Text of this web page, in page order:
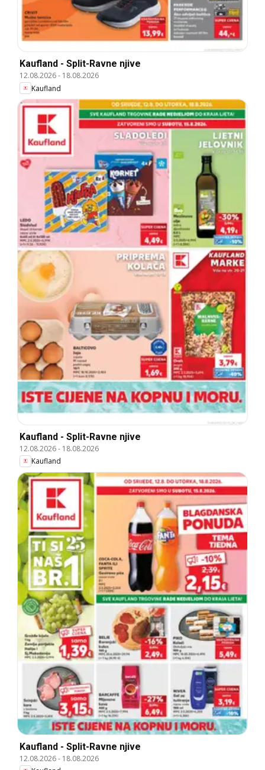
Kaufland - Split-Ravne njive
12.08.2026- 18.08.2026
Kaufland
Kaufland - Split-Ravne njive
12.08.2026- 18.08.2026
Kaufland
Kaufland - Split-Ravne njive
12.08.2026- 18.08.2026